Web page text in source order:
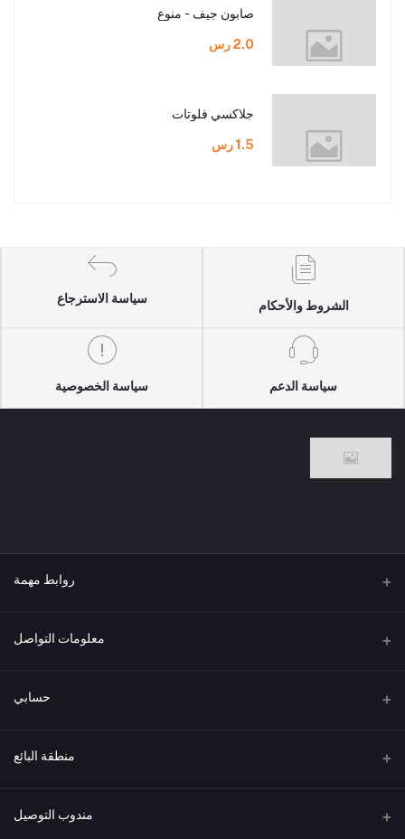
صابون جيف - منوع
2.0 رس
جلاكسي فلوتات
1.5 رس
الشروط والأحكام
سياسة الاسترجاع
سياسة الدعم سياسة الخصوصية
روابط مهمة
من نحن معلومات التواصل
العنوان حسابي
تسجيل الدخول
قائمة الرغبات
منطقة البائع
كن بائعًا مندوب التوصيل